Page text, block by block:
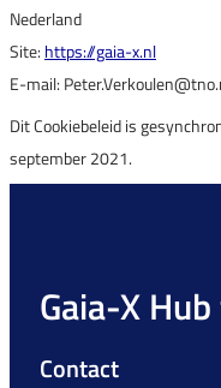
Nederland
Site: https://gaia-x.nl
E-mail: Peter.Verkoulen@
Dit Cookiebeleid is
september 2021.
Gaia-X
Contact